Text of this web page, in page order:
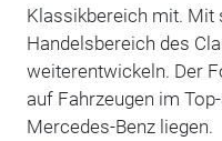
Klassikbereich mit. Mit
Handelsbereich des
weiterentwickeln. Der
auf Fahrzeugen im
Mercedes-Benz liegen.